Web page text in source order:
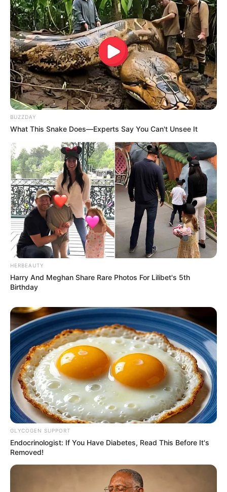
Bikin Ngakak, 10 Potret
Cosplay Murah Pakai Bahan
Seadanya
Anti Mainstream, 10 Cara
Membawa Barang Belanjaan
Versi Warga Thailand
Langka Banget! 10 Pose Lucu
Katak yang Bikin Ketawa
Ambyar! 10 Kalimat Baper
Pakai Bahasa Jawa Ini Bikin
Galau Abis
BUZZDAY
What This Snake Does—Experts Say You Can't Unsee It
HERBEAUTY
Harry And Meghan Share Rare Photos For Lilibet's 5th
Birthday
GLYCOGEN SUPPORT
Endocrinologist: If You Have Diabetes, Read This Before It's
Removed!